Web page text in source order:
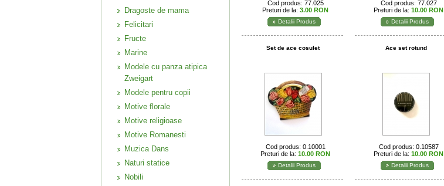
Dragoste de mama
Felicitari
Fructe
Marine
Modele cu panza atipica
Zweigart
Modele pentru copii
Motive florale
Motive religioase
Motive Romanesti
Muzica Dans
Naturi statice
Nobili
Cod produs: 77.025
Preturi de la: 3.00 RON
Detalii Produs
Cod produs: 77.027
Preturi de la: 10.00 RON
Detalii Produs
Set de ace cosulet
Cod produs: 0.10001
Preturi de la: 10.00 RON
Detalii Produs
Ace set rotund
Cod produs: 0.10587
Preturi de la: 10.00 RON
Detalii Produs